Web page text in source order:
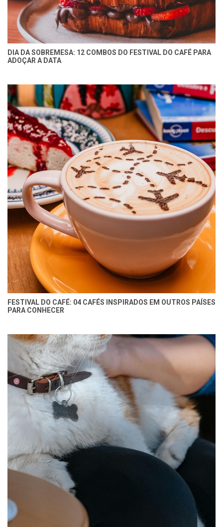
DIA DA SOBREMESA: 12 COMBOS DO FESTIVAL DO CAFÉ PARA
ADOÇAR A DATA
FESTIVAL DO CAFÉ: 04 CAFÉS INSPIRADOS EM OUTROS PAÍSES
PARA CONHECER